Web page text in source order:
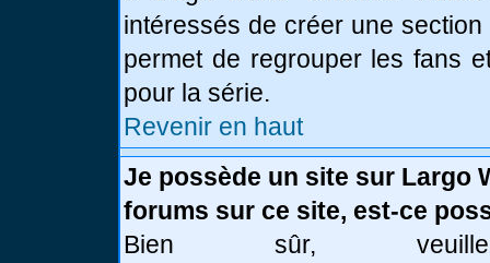
intéressés de créer une
permet de regrouper les fans
pour la série.
Revenir en haut
Je possède un site sur Largo
forums sur ce site, est-ce
Bien sûr,